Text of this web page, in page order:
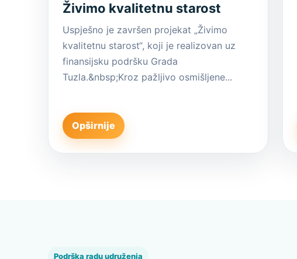
Živimo kvalitetnu starost
Uspješno je završen projekat „Živimo
kvalitetnu starost“, koji je realizovan uz
finansijsku podršku Grada
Tuzla.&nbsp;Kroz pažljivo osmišljene...
Opširnije
Podrška radu udruženja